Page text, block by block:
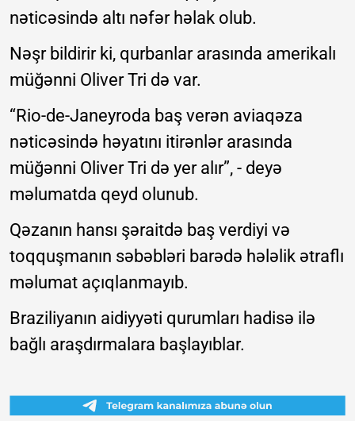
nəticəsində altı nəfər həlak olub.
Nəşr bildirir ki, qurbanlar arasında amerikalı
müğənni Oliver Tri də var.
“Rio-de-Janeyroda baş verən aviaqəza
nəticəsində həyatını itirənlər arasında
müğənni Oliver Tri də yer alır”, - deyə
məlumatda qeyd olunub.
Qəzanın hansı şəraitdə baş verdiyi və
toqquşmanın səbəbləri barədə hələlik ətraflı
məlumat açıqlanmayıb.
Braziliyanın aidiyyəti qurumları hadisə ilə
bağlı araşdırmalara başlayıblar.